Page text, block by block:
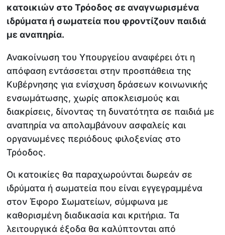
κατοικιών στο Τρόοδος σε αναγνωρισμένα
ιδρύματα ή σωματεία που φροντίζουν παιδιά
με αναπηρία.
Ανακοίνωση του Υπουργείου αναφέρει ότι η
απόφαση εντάσσεται στην προσπάθεια της
Κυβέρνησης για ενίσχυση δράσεων κοινωνικής
ενσωμάτωσης, χωρίς αποκλεισμούς και
διακρίσεις, δίνοντας τη δυνατότητα σε παιδιά με
αναπηρία να απολαμβάνουν ασφαλείς και
οργανωμένες περιόδους φιλοξενίας στο
Τρόοδος.
Οι κατοικίες θα παραχωρούνται δωρεάν σε
ιδρύματα ή σωματεία που είναι εγγεγραμμένα
στον Έφορο Σωματείων, σύμφωνα με
καθορισμένη διαδικασία και κριτήρια. Τα
λειτουργικά έξοδα θα καλύπτονται από